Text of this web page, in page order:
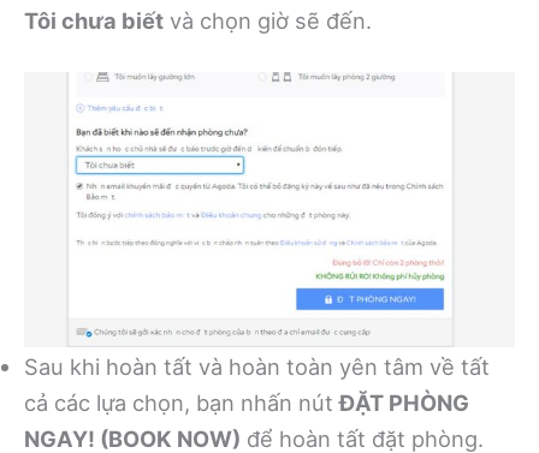
Tôi chưa biết và chọn giờ sẽ đến.
Sau khi hoàn tất và hoàn toàn yên tâm về tất
cả các lựa chọn, bạn nhấn nútĐẶT PHÒNG
NGAY! (BOOK NOW) để hoàn tất đặt phòng.